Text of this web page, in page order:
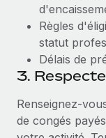
Règles
statut
Délais de
3.
Renseignez-
de congés